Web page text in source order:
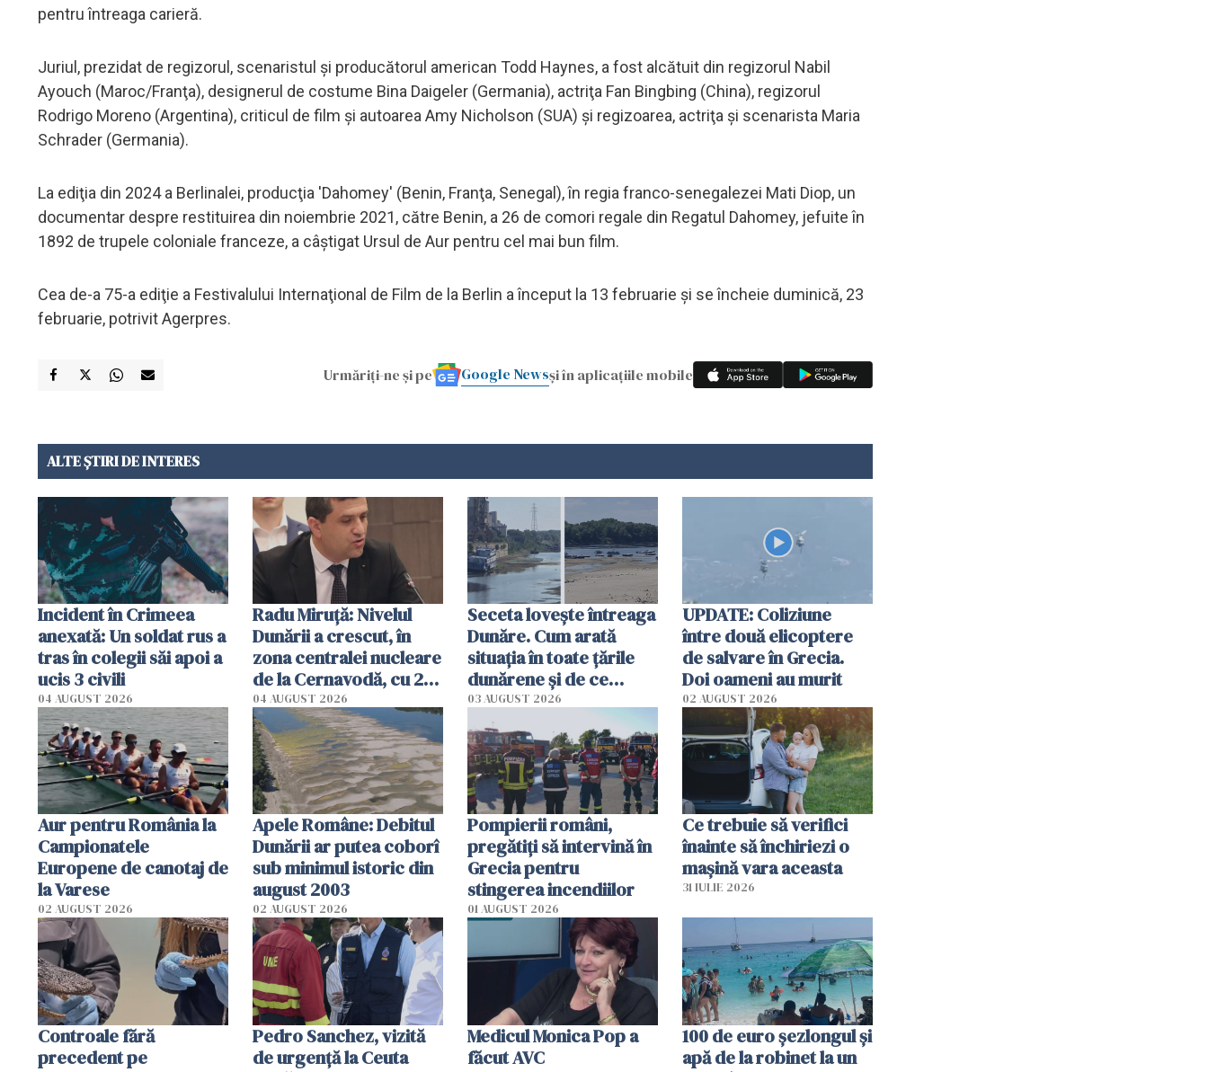
pentru întreaga carieră.
Juriul, prezidat de regizorul, scenaristul şi producătorul american Todd Haynes, a fost alcătuit din regizorul Nabil
Ayouch (Maroc/Franţa), designerul de costume Bina Daigeler (Germania), actriţa Fan Bingbing (China), regizorul
Rodrigo Moreno (Argentina), criticul de film şi autoarea Amy Nicholson (SUA) şi regizoarea, actriţa şi scenarista Maria
Schrader (Germania).
La ediţia din 2024 a Berlinalei, producţia 'Dahomey' (Benin, Franţa, Senegal), în regia franco-senegalezei Mati Diop, un
documentar despre restituirea din noiembrie 2021, către Benin, a 26 de comori regale din Regatul Dahomey, jefuite în
1892 de trupele coloniale franceze, a câştigat Ursul de Aur pentru cel mai bun film.
Cea de-a 75-a ediţie a Festivalului Internaţional de Film de la Berlin a început la 13 februarie şi se încheie duminică, 23
februarie, potrivit Agerpres.
Urmăriți-ne și pe Google Newsși în aplicațiile mobile
ALTE ȘTIRI DE INTERES
Incident în Crimeea
anexată: Un soldat rus a
tras în colegii săi apoi a
ucis 3 civili
04 AUGUST 2026
Radu Miruţă: Nivelul
Dunării a crescut, în
zona centralei nucleare
de la Cernavodă, cu 2
cm faţă de ziua trecută
04 AUGUST 2026
Seceta lovește întreaga
Dunăre. Cum arată
situația în toate țările
dunărene și de ce
România resimte
efectele, deși a plouat
în iulie
03 AUGUST 2026
UPDATE: Coliziune
între două elicoptere
de salvare în Grecia.
Doi oameni au murit
02 AUGUST 2026
Aur pentru România la
Campionatele
Europene de canotaj de
la Varese
02 AUGUST 2026
Apele Române: Debitul
Dunării ar putea coborî
sub minimul istoric din
august 2003
02 AUGUST 2026
Pompierii români,
pregătiţi să intervină în
Grecia pentru
stingerea incendiilor
01 AUGUST 2026
Ce trebuie să verifici
înainte să închiriezi o
mașină vara aceasta
31 IULIE 2026
Controale fără
precedent pe
Pedro Sanchez, vizită
de urgență la Ceuta
Medicul Monica Pop a
făcut AVC
100 de euro șezlongul și
apă de la robinet la un